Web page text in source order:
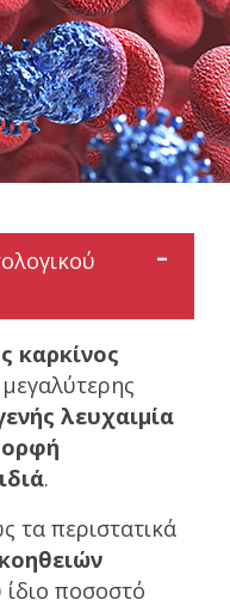
καρκίνος
λευχαιμία
.
τα περιστατικά
ποσοστό